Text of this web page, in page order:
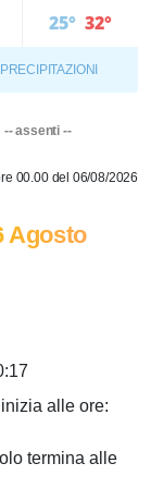
25° 32°
PRECIPITAZIONI
-- assenti --
00.00 del 06/08/2026
Agosto
alle ore:
termina alle